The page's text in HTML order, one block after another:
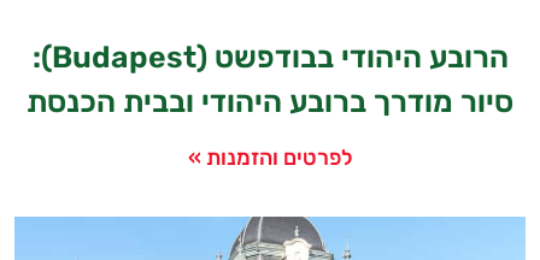
הרובע היהודי בבודפשט (Budapest):
סיור מודרך ברובע היהודי ובבית הכנסת
לפרטים והזמנות »